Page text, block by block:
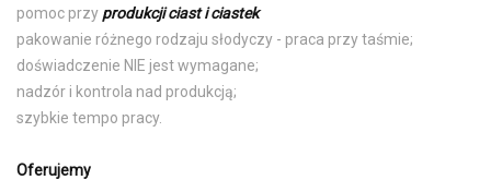
pomoc przy produkcji ciast i ciastek
pakowanie różnego rodzaju słodyczy - praca przy taśmie;
doświadczenie NIE jest wymagane;
nadzór i kontrola nad produkcją;
szybkie tempo pracy.
Oferujemy